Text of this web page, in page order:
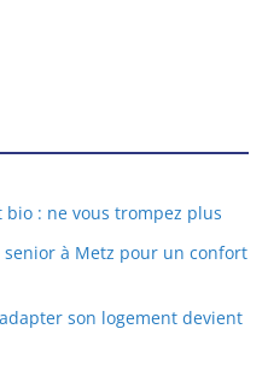
: ne vous trompez plus
à Metz pour un confort
son logement devient